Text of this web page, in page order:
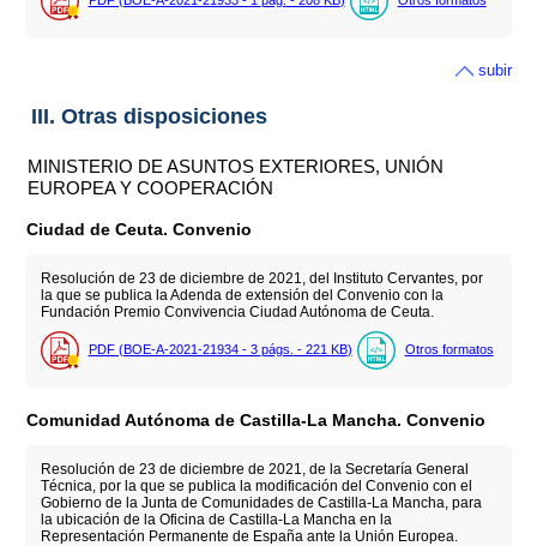
subir
III. Otras disposiciones
MINISTERIO DE ASUNTOS EXTERIORES, UNIÓN
EUROPEA Y COOPERACIÓN
Ciudad de Ceuta. Convenio
Resolución de 23 de diciembre de 2021, del Instituto Cervantes, por
la que se publica la Adenda de extensión del Convenio con la
Fundación Premio Convivencia Ciudad Autónoma de Ceuta.
PDF (BOE-A-2021-21934 - 3 págs. - 221 KB) Otros formatos
Comunidad Autónoma de Castilla-La Mancha. Convenio
Resolución de 23 de diciembre de 2021, de la Secretaría General
Técnica, por la que se publica la modificación del Convenio con el
Gobierno de la Junta de Comunidades de Castilla-La Mancha, para
la ubicación de la Oficina de Castilla-La Mancha en la
Representación Permanente de España ante la Unión Europea.